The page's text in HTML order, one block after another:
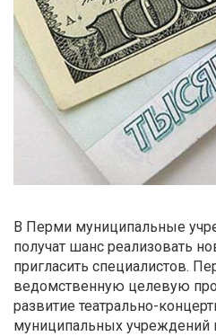
В Перми муниципальные
получат шанс реализовать
пригласить специалистов.
ведомственную целевую
развитие театрально-
муниципальных учреждений